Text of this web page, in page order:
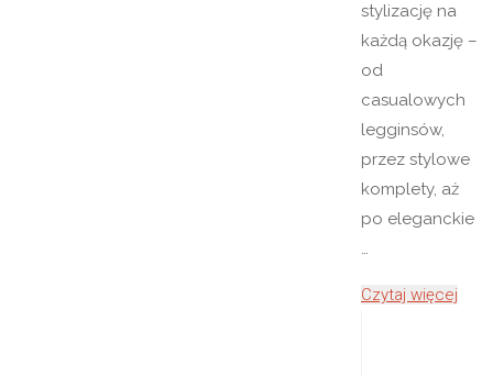
stylizację na
każdą okazję –
od
casualowych
legginsów,
przez stylowe
komplety, aż
po eleganckie
Czytaj więcej